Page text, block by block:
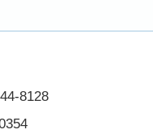
8128